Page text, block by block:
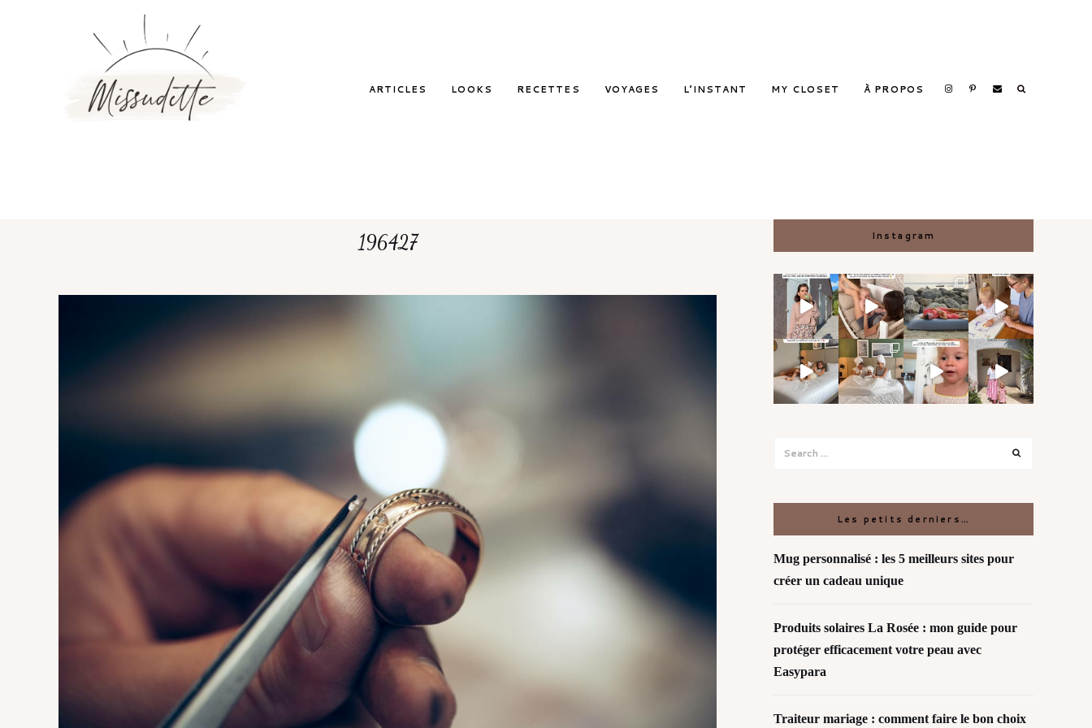
ARTICLES LOOKS RECETTES VOYAGES L’INSTANT MY CLOSET À PROPOS
196427 Instagram
Les petits derniers…
Mug personnalisé : les 5 meilleurs sites pour
créer un cadeau unique
Produits solaires La Rosée : mon guide pour
protéger efficacement votre peau avec
Easypara
Traiteur mariage : comment faire le bon choix